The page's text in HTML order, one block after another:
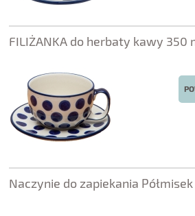
FILIŻANKA do herbaty kawy 350
Naczynie do zapiekania